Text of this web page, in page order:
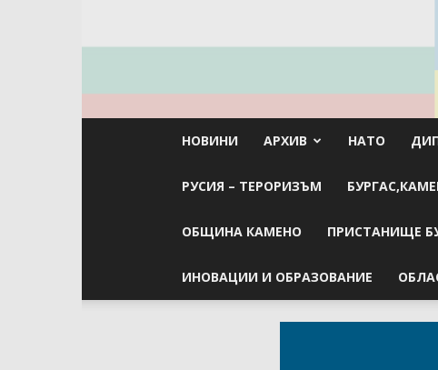
НОВИНИ АРХИВ НАТО
РУСИЯ – ТЕРОРИЗЪМ
ОБЩИНА КАМЕНО ПРИСТАНИЩЕ
ИНОВАЦИИ И ОБРАЗОВАНИЕ